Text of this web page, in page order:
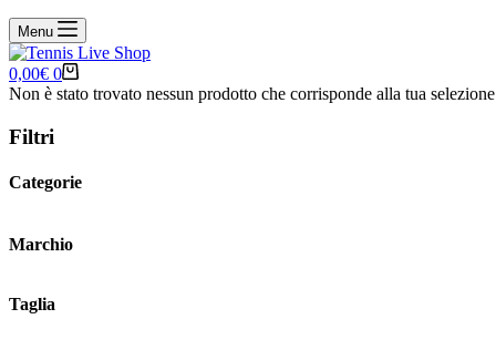
Menu
Carrello
0,00€ 0
Non è stato trovato nessun prodotto che corrisponde alla tua
Filtri
Categorie
Marchio
Taglia